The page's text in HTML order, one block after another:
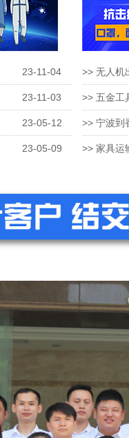
23-11-04
23-11-03
23-05-12
23-05-09
>> 无人机
>> 五金工
>> 宁波到
>> 家具运